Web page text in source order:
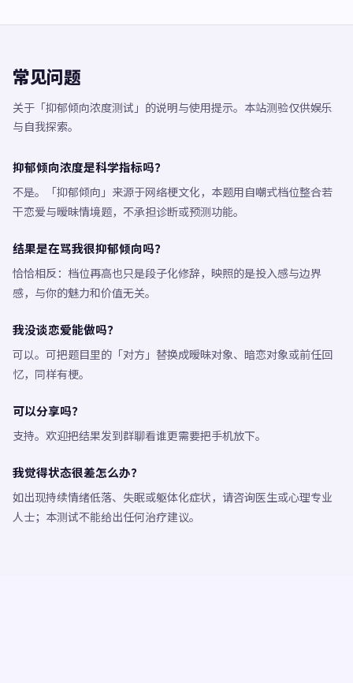
常见问题
关于「抑郁倾向浓度测试」的说明与使用提示。本站测验仅供娱乐
与自我探索。
抑郁倾向浓度是科学指标吗？
不是。「抑郁倾向」来源于网络梗文化，本题用自嘲式档位整合若
干恋爱与暧昧情境题，不承担诊断或预测功能。
结果是在骂我很抑郁倾向吗？
恰恰相反：档位再高也只是段子化修辞，映照的是投入感与边界
感，与你的魅力和价值无关。
我没谈恋爱能做吗？
可以。可把题目里的「对方」替换成暧昧对象、暗恋对象或前任回
忆，同样有梗。
可以分享吗？
支持。欢迎把结果发到群聊看谁更需要把手机放下。
我觉得状态很差怎么办？
如出现持续情绪低落、失眠或躯体化症状，请咨询医生或心理专业
人士；本测试不能给出任何治疗建议。